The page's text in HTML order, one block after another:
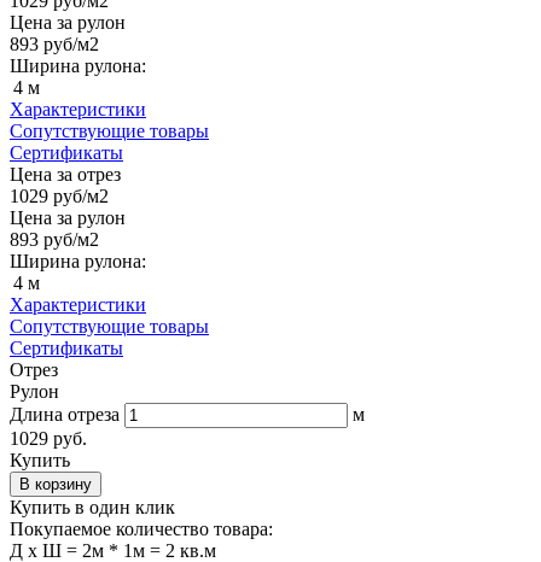
Цена за рулон
893 руб/м2
Ширина рулона:
4 м
Характеристики
Сопутствующие товары
Сертификаты
Цена за отрез
1029 руб/м2
Цена за рулон
893 руб/м2
Ширина рулона:
4 м
Характеристики
Сопутствующие товары
Сертификаты
Отрез
Рулон
Длина отреза
м
1029 руб.
Купить
В корзину
Купить в один клик
Покупаемое количество товара:
Д x Ш = 2м * 1м = 2 кв.м